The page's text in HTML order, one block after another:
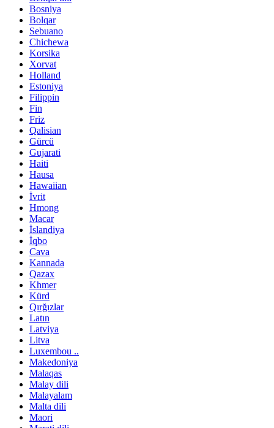
Bosniya
Bolqar
Sebuano
Chichewa
Korsika
Xorvat
Holland
Estoniya
Filippin
Fin
Friz
Qalisian
Gürcü
Gujarati
Haiti
Hausa
Hawaiian
İvrit
Hmong
Macar
İslandiya
İqbo
Cava
Kannada
Qazax
Khmer
Kürd
Qırğızlar
Latın
Latviya
Litva
Luxembou ..
Makedoniya
Malaqas
Malay dili
Malayalam
Malta dili
Maori